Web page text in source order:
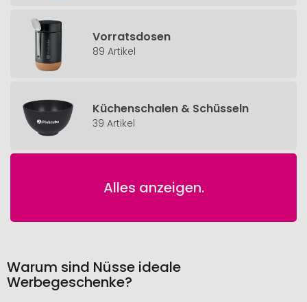
Vorratsdosen
89 Artikel
Küchenschalen & Schüsseln
39 Artikel
Alles anzeigen.
Warum sind Nüsse ideale
Werbegeschenke?